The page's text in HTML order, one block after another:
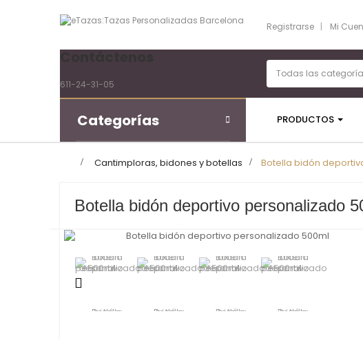
Registrarse Mi
611-24-31-05
Categorías PRODUCTOS
> Cantimploras, bidones y botellas > Botella bidón
Botella bidón deportivo personalizado